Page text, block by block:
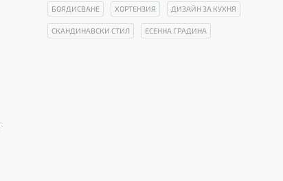
БОЯДИСВАНЕ ХОРТЕНЗИЯ ДИЗАЙН ЗА КУХНЯ
СКАНДИНАВСКИ СТИЛ ЕСЕННА ГРАДИНА